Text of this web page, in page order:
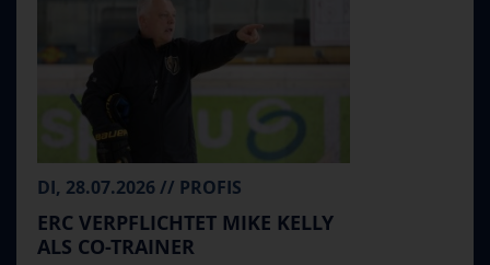
DI, 28.07.2026 // PROFIS
ERC VERPFLICHTET MIKE KELLY
ALS CO-TRAINER